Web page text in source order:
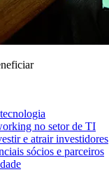
no setor de TI
e atrair investidores
sócios e parceiros